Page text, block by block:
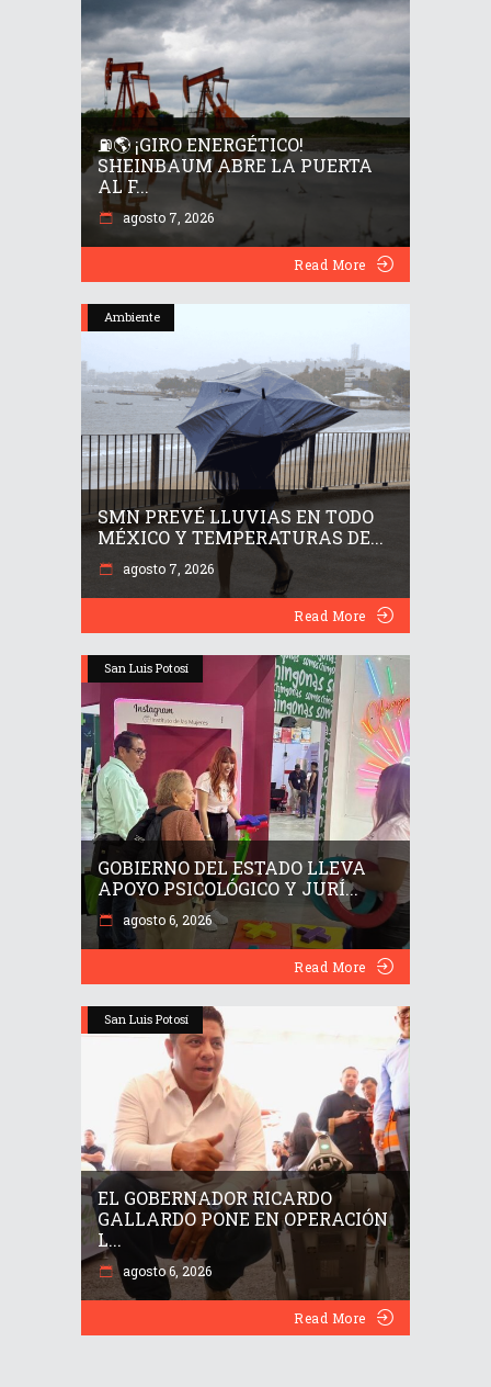
⛽🌎 ¡GIRO ENERGÉTICO!
SHEINBAUM ABRE LA PUERTA
AL F...
agosto 7, 2026
Read More
Ambiente
SMN PREVÉ LLUVIAS EN TODO
MÉXICO Y TEMPERATURAS DE...
agosto 7, 2026
Read More
San Luis Potosí
GOBIERNO DEL ESTADO LLEVA
APOYO PSICOLÓGICO Y JURÍ...
agosto 6, 2026
Read More
San Luis Potosí
EL GOBERNADOR RICARDO
GALLARDO PONE EN OPERACIÓN
L...
agosto 6, 2026
Read More